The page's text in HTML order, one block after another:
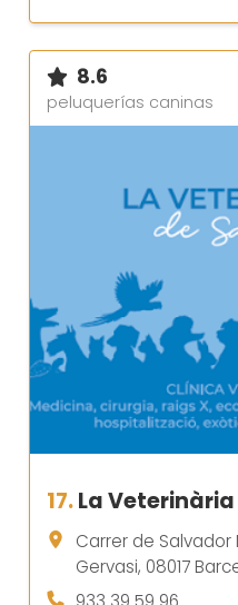
8.6
peluquerías caninas
17.La
Carrer de Salvador
Gervasi, 08017